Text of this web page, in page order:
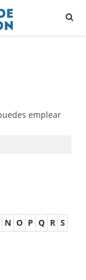
emplear
N O P Q R S